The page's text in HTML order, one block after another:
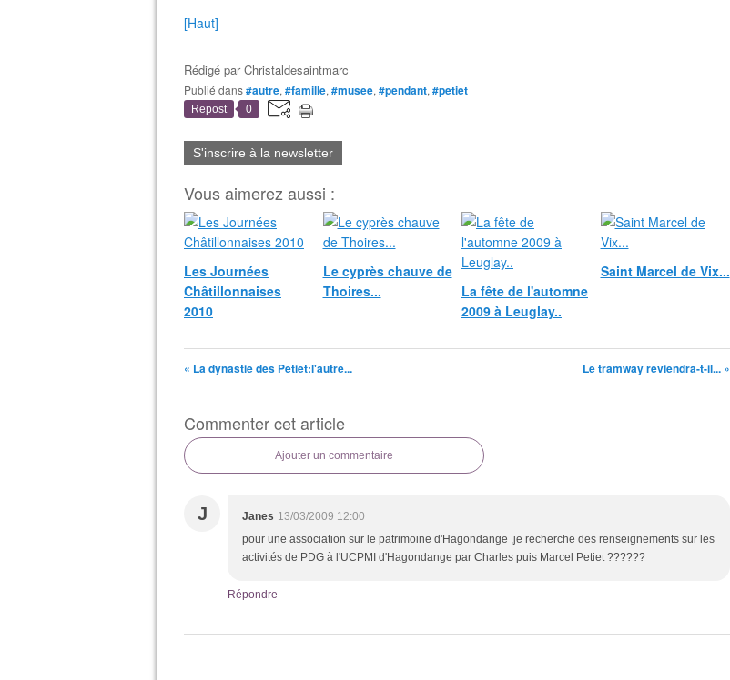
[Haut]
Rédigé parChristaldesaintmarc
Publié dans#autre, #famille, #musee, #pendant, #petiet
Repost 0
S'inscrire à la newsletter
Vous aimerez aussi :
Les Journées
Châtillonnaises
2010
Le cyprès chauve de
Thoires...
La fête de l'automne
2009 à Leuglay..
Saint Marcel de Vix...
« La dynastie des Petiet:l'autre... Le tramway reviendra-t-il... »
Commenter cet article
Ajouter un commentaire
J Janes 13/03/2009 12:00
pour une association sur le patrimoine d'Hagondange ,je recherche des renseignements sur les
activités de PDG à l'UCPMI d'Hagondange par Charles puis Marcel Petiet ??????
Répondre